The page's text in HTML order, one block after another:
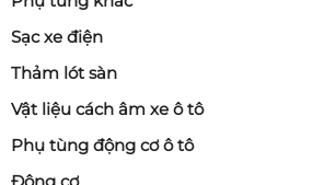
Sạc xe điện
Thảm lót sàn
Vật liệu cách âm xe ô tô
Phụ tùng động cơ ô tô